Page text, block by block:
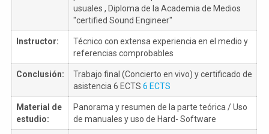
usuales , Diploma de la Academia de Medios
"certified Sound Engineer"
Instructor:
Técnico con extensa experiencia en el medio y
referencias comprobables
Conclusión:
Trabajo final (Concierto en vivo) y certificado de
asistencia 6 ECTS 6 ECTS
Material de
estudio:
Panorama y resumen de la parte teórica / Uso
de manuales y uso de Hard- Software